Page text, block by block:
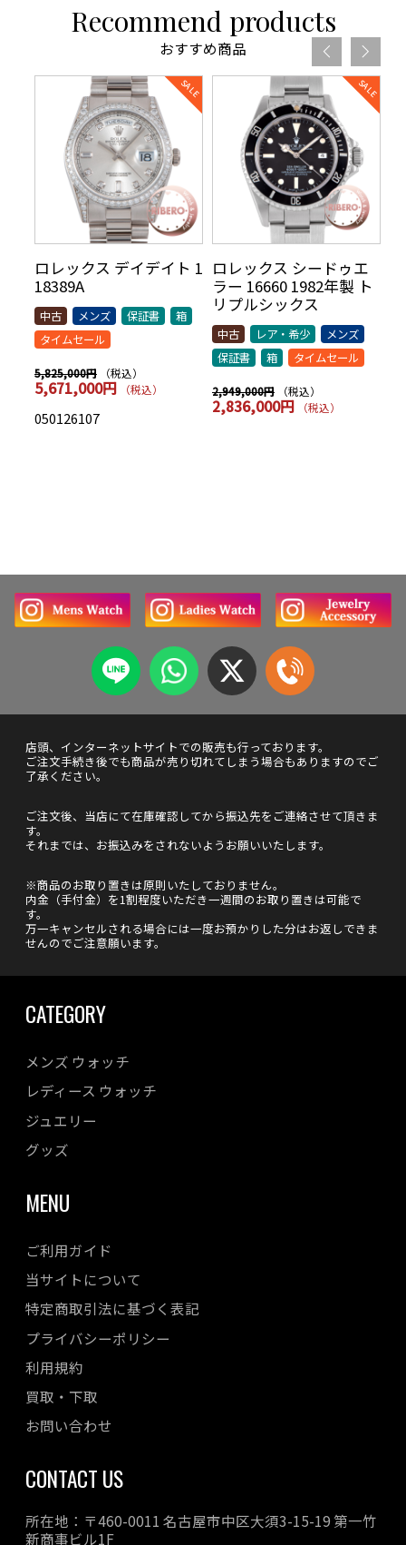
Recommend products
おすすめ商品
ロレックス デイデイト 1
18389A
中古 メンズ 保証書
箱
タイムセール
5,825,000円 （税込）
5,671,000円 （税込）
050126107
ロレックス シードゥエ
ラー 16660 1982年製 ト
リプルシックス
中古 レア・希少
メンズ
保証書
箱 タイムセール
2,949,000円 （税込）
2,836,000円 （税込）
店頭、インターネットサイトでの販売も行っております。
ご注文手続き後でも商品が売り切れてしまう場合もありますのでご
了承ください。
ご注文後、当店にて在庫確認してから振込先をご連絡させて頂きま
す。
それまでは、お振込みをされないようお願いいたします。
※商品のお取り置きは原則いたしておりません。
内金（手付金）を1割程度いただき一週間のお取り置きは可能で
す。
万一キャンセルされる場合には一度お預かりした分はお返しできま
せんのでご注意願います。
CATEGORY
メンズ ウォッチ
レディース ウォッチ
ジュエリー
グッズ
MENU
ご利用ガイド
当サイトについて
特定商取引法に基づく表記
プライバシーポリシー
利用規約
買取・下取
お問い合わせ
CONTACT US
所在地：〒460-0011 名古屋市中区大須3-15-19 第一竹
新商事ビル1F